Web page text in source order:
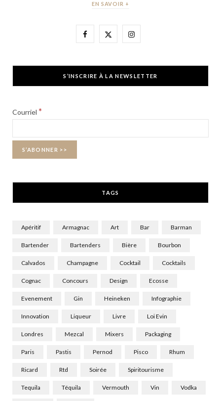
EN SAVOIR +
F
e
X
w
I
t
S’INSCRIRE À LA NEWSLETTER
Courriel *
TAGS
Apéritif Armagnac Art Bar Barman
Bartender Bartenders Bière Bourbon
Calvados Champagne Cocktail Cocktails
Cognac Concours Design Ecosse
Evenement Gin Heineken Infographie
Innovation Liqueur Livre Loi Evin
Londres Mezcal Mixers Packaging
Paris Pastis Pernod Pisco Rhum
Ricard Rtd Soirée Spiritourisme
Tequila Téquila Vermouth Vin Vodka